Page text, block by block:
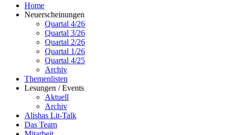
Home
Neuerscheinungen
Quartal 4/26
Quartal 3/26
Quartal 2/26
Quartal 1/26
Quartal 4/25
Archiv
Themenlisten
Lesungen / Events
Aktuell
Archiv
Alishas Lit-Talk
Das Team